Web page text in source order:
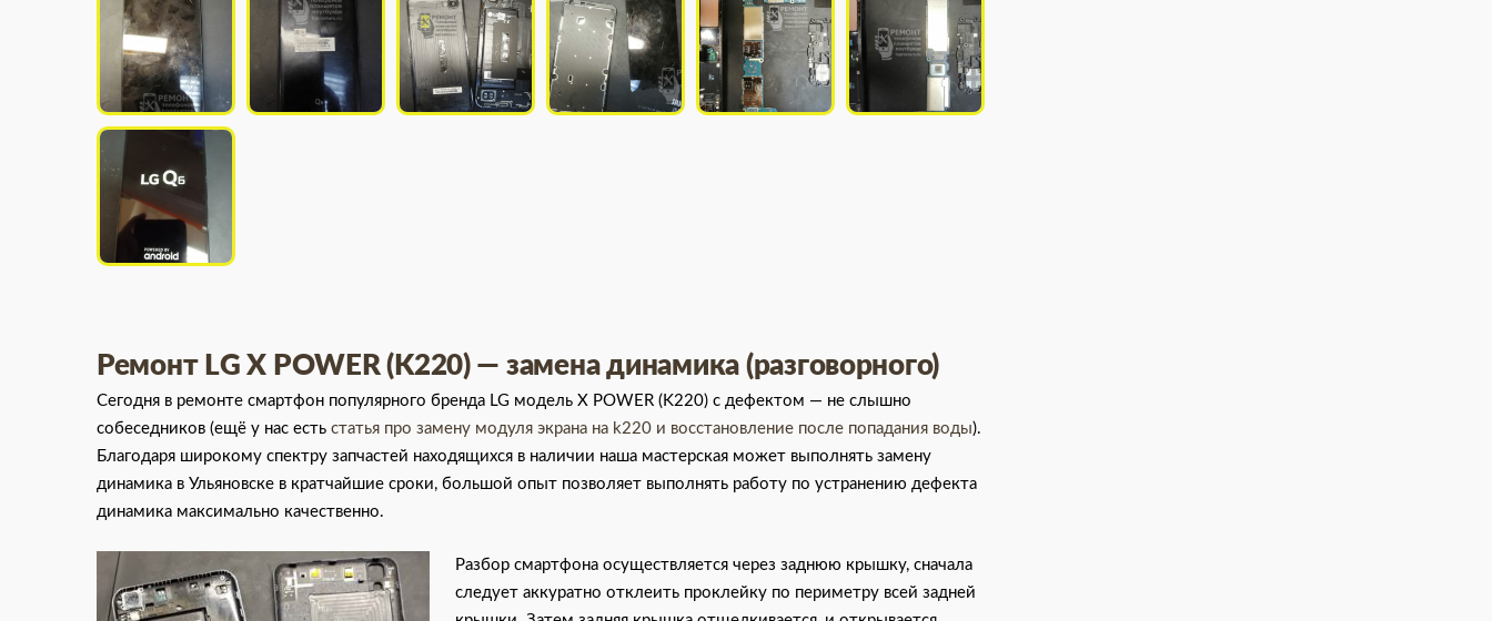
Ремонт LG X POWER (K220) — замена динамика (разговорного)
Сегодня в ремонте смартфон популярного бренда LG модель X POWER (K220) с дефектом — не слышно
собеседников (ещё у нас есть статья про замену модуля экрана на k220 и восстановление после попадания воды).
Благодаря широкому спектру запчастей находящихся в наличии наша мастерская может выполнять замену
динамика в Ульяновске в кратчайшие сроки, большой опыт позволяет выполнять работу по устранению дефекта
динамика максимально качественно.
Разбор смартфона осуществляется через заднюю крышку, сначала
следует аккуратно отклеить проклейку по периметру всей задней